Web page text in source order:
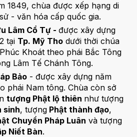
1849, chùa được xếp hạng di
- văn hóa cấp quốc gia.
Lâm Cổ Tự - được xây dựng
tại Tp. Mỹ Tho dưới thời chúa
Khoát theo phái Bắc Tông
Lâm Tế Chánh Tông.
Bảo - được xây dựng năm
phái Nam tông. Chùa còn sở
tượng Phật lộ thiên như tượng
sinh, tượng Phật thành đạo,
Chuyển Pháp Luân và tượng
Niết Bàn.